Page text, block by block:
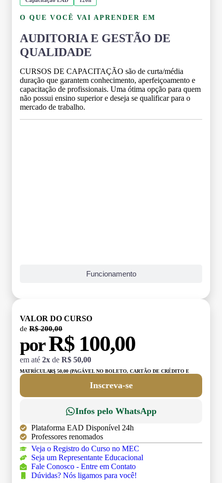
O QUE VOCÊ VAI APRENDER EM
AUDITORIA E GESTÃO DE
QUALIDADE
CURSOS DE CAPACITAÇÃO são de curta/média
duração que garantem conhecimento, aperfeiçoamento e
capacitação de profissionais. Uma ótima opção para quem
não possui ensino superior e deseja se qualificar para o
mercado de trabalho.
Funcionamento
VALOR DO CURSO
de R$ 200,00
porR$ 100,00
em até 2x de R$ 50,00
MATRÍCULA:R$ 50,00 (PAGÁVEL NO BOLETO, CARTÃO DE CRÉDITO E
Inscreva-se
Infos pelo WhatsApp
Plataforma EAD Disponível 24h
Professores renomados
Veja o Registro do Curso no MEC
Seja um Representante Educacional
Fale Conosco - Entre em Contato
Dúvidas? Nós ligamos para você!